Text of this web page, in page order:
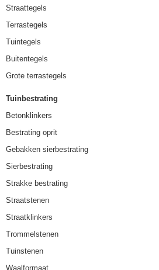
Straattegels
Terrastegels
Tuintegels
Buitentegels
Grote terrastegels
Tuinbestrating
Betonklinkers
Bestrating oprit
Gebakken sierbestrating
Sierbestrating
Strakke bestrating
Straatstenen
Straatklinkers
Trommelstenen
Tuinstenen
Waalformaat